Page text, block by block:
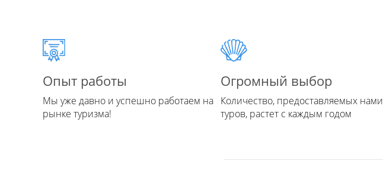
Опыт работы
Мы уже давно и успешно работаем на
рынке туризма!
Огромный выбор
Количество, предоставляемых нами
туров, растет с каждым годом